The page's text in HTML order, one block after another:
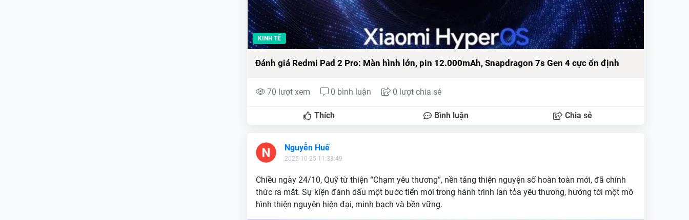
KINH TẾ
Đánh giá Redmi Pad 2 Pro: Màn hình lớn, pin 12.000mAh, Snapdragon 7s Gen 4 cực ổn định
70 lượt xem 0 bình luận 0 lượt chia sẻ
Thích Bình luận Chia sẻ
Nguyễn Huế
2025-10-25 11:33:49
Chiều ngày 24/10, Quỹ từ thiện “Chạm yêu thương”, nền tảng thiện nguyện số hoàn toàn mới, đã chính
thức ra mắt. Sự kiện đánh dấu một bước tiến mới trong hành trình lan tỏa yêu thương, hướng tới một mô
hình thiện nguyện hiện đại, minh bạch và bền vững.